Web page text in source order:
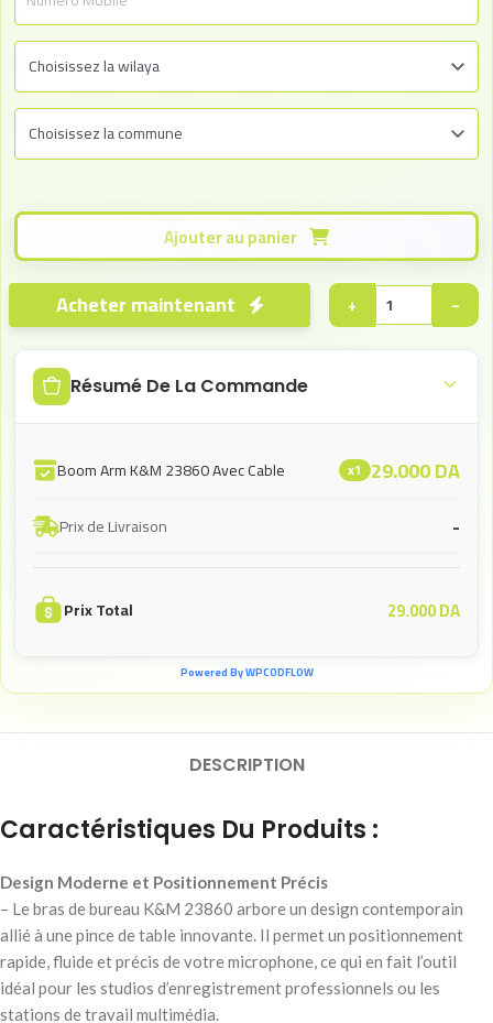
−
+
Résumé De La Commande
Boom Arm K&M 23860 Avec Cable x1 29.000DA
Prix de Livraison -
Prix Total 29.000DA
Powered By WPCODFLOW
DESCRIPTION
Caractéristiques Du Produits :
Design Moderne et Positionnement Précis
– Le bras de bureau K&M 23860 arbore un design contemporain
allié à une pince de table innovante. Il permet un positionnement
rapide, fluide et précis de votre microphone, ce qui en fait l’outil
idéal pour les studios d’enregistrement professionnels ou les
stations de travail multimédia.